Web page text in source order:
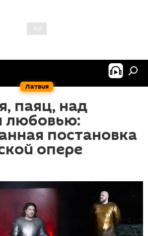
Латвия
паяц, над
любовью:
постановка
опере